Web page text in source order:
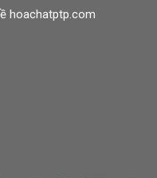
hoachatptp.com